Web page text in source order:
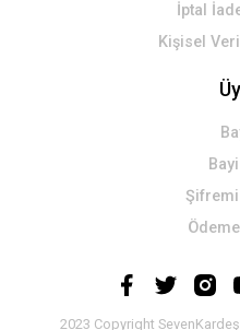
İptal
Kişisel
2023 Copyright